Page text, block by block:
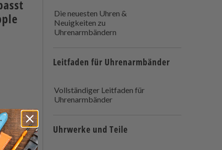
Die neuesten Uhren &
Neuigkeiten zu
Uhrenarmbändern
Leitfaden für Uhrenarmbänder
Vollständiger Leitfaden für
Uhrenarmbänder
Uhrwerke und Teile